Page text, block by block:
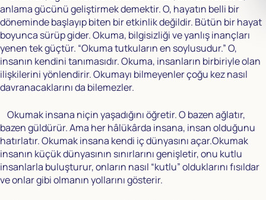
anlama gücünü geliştirmek demektir. O, hayatın belli bir
döneminde başlayıp biten bir etkinlik değildir. Bütün bir hayat
boyunca sürüp gider. Okuma, bilgisizliği ve yanlış inançları
yenen tek güçtür. “Okuma tutkuların en soylusudur.” O,
insanın kendini tanımasıdır. Okuma, insanların birbiriyle olan
ilişkilerini yönlendirir. Okumayı bilmeyenler çoğu kez nasıl
davranacaklarını da bilemezler.
Okumak insana niçin yaşadığını öğretir. O bazen ağlatır,
bazen güldürür. Ama her hâlükârda insana, insan olduğunu
hatırlatır. Okumak insana kendi iç dünyasını açar.Okumak
insanın küçük dünyasının sınırlarını genişletir, onu kutlu
insanlarla buluşturur, onların nasıl “kutlu” olduklarını fısıldar
ve onlar gibi olmanın yollarını gösterir.